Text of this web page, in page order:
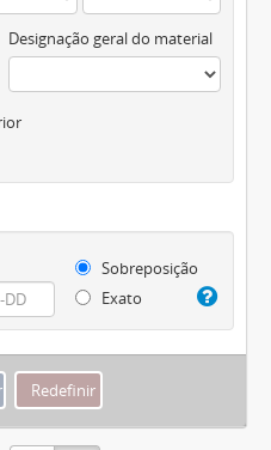
Designação geral do material
Sobreposição
Exato